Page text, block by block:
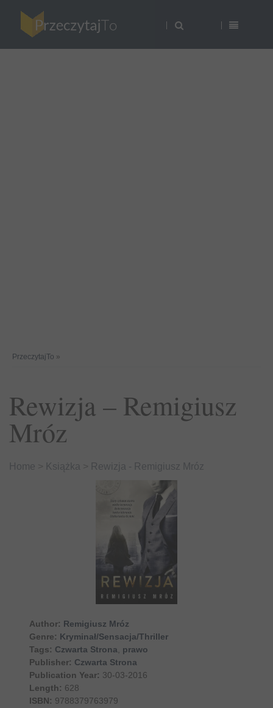
PrzeczytajTo »
Rewizja – Remigiusz
Mróz
Home Książka Rewizja - Remigiusz Mróz
Author: Remigiusz Mróz
Genre: Kryminał/Sensacja/Thriller
Tags: Czwarta Strona, prawo
Publisher: Czwarta Strona
Publication Year: 30-03-2016
Length: 628
ISBN: 9788379763979